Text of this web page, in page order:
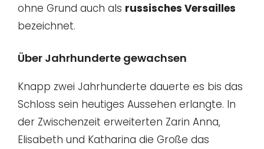
ohne Grund auch als russisches Versailles
bezeichnet.
Über Jahrhunderte gewachsen
Knapp zwei Jahrhunderte dauerte es bis das
Schloss sein heutiges Aussehen erlangte. In
der Zwischenzeit erweiterten Zarin Anna,
Elisabeth und Katharina die Große das